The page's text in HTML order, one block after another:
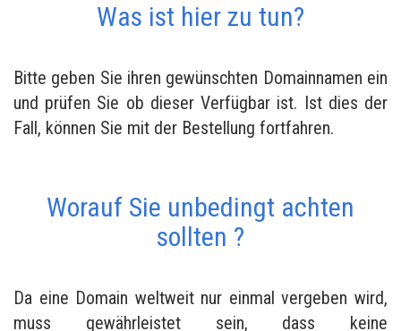
Was ist hier zu tun?
Bitte geben Sie ihren gewünschten Domainnamen ein
und prüfen Sie ob dieser Verfügbar ist. Ist dies der
Fall, können Sie mit der Bestellung fortfahren.
Worauf Sie unbedingt achten
sollten ?
Da eine Domain weltweit nur einmal vergeben wird,
muss gewährleistet sein, dass keine